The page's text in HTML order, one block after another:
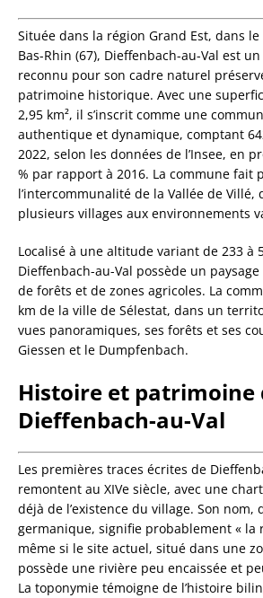
Située dans la région Grand Est, dans
Bas-Rhin (67), Dieffenbach-au-Val est
reconnu pour son cadre naturel
patrimoine historique. Avec une
2,95 km², il s’inscrit comme une
authentique et dynamique, comptant
2022, selon les données de l’Insee, en
% par rapport à 2016. La commune fait
l’intercommunalité de la Vallée de Villé,
plusieurs villages aux environnements
Localisé à une altitude variant de 233 à
Dieffenbach-au-Val possède un
de forêts et de zones agricoles. La
km de la ville de Sélestat, dans un
vues panoramiques, ses forêts et ses
Giessen et le Dumpfenbach.
Histoire et patrimoine
Dieffenbach-au-Val
Les premières traces écrites de
remontent au XIVe siècle, avec une
déjà de l’existence du village. Son nom,
germanique, signifie probablement « la
même si le site actuel, situé dans une
possède une rivière peu encaissée et
La toponymie témoigne de l’histoire